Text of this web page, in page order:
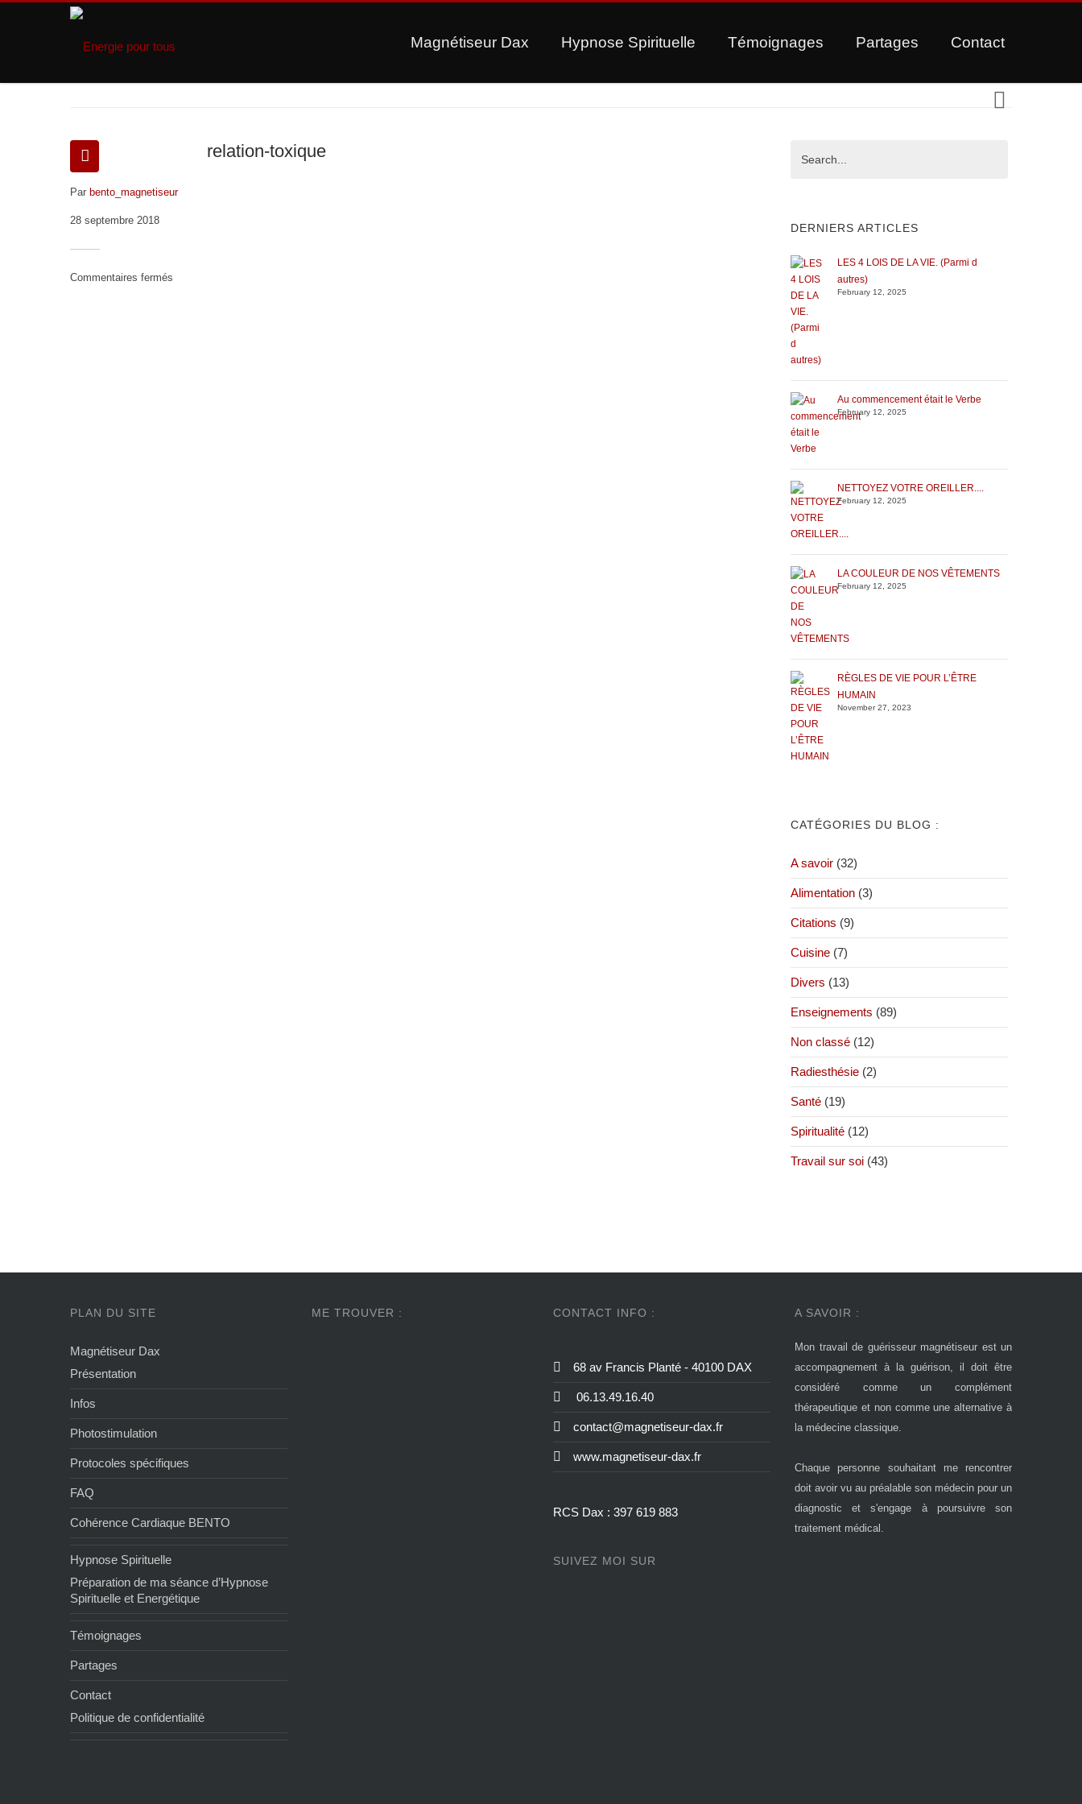
Magnétiseur Dax Hypnose Spirituelle Témoignages Partages Contact
relation-toxique
Par bento_magnetiseur
28 septembre 2018
Commentaires fermés
DERNIERS ARTICLES
LES 4 LOIS DE LA VIE. (Parmi d
autres)
February 12, 2025
Au commencement était le Verbe
February 12, 2025
NETTOYEZ VOTRE OREILLER....
February 12, 2025
LA COULEUR DE NOS VÊTEMENTS
February 12, 2025
RÈGLES DE VIE POUR L’ÊTRE
HUMAIN
November 27, 2023
CATÉGORIES DU BLOG :
A savoir(32)
Alimentation(3)
Citations (9)
Cuisine(7)
Divers (13)
Enseignements (89)
Non classé(12)
Radiesthésie(2)
Santé(19)
Spiritualité(12)
Travail sur soi(43)
PLAN DU SITE
Magnétiseur Dax
Présentation
Infos
Photostimulation
Protocoles spécifiques
FAQ
Cohérence Cardiaque BENTO
Hypnose Spirituelle
Préparation de ma séance d’Hypnose
Spirituelle et Energétique
Témoignages
Partages
Contact
Politique de confidentialité
ME TROUVER : CONTACT INFO :
68 av Francis Planté - 40100 DAX
06.13.49.16.40
contact@magnetiseur-dax.fr
www.magnetiseur-dax.fr
RCS Dax : 397 619 883
SUIVEZ MOI SUR
A SAVOIR :
Mon travail de guérisseur magnétiseur est un
accompagnement à la guérison, il doit être
considéré comme un complément
thérapeutique et non comme une alternative à
la médecine classique.
Chaque personne souhaitant me rencontrer
doit avoir vu au préalable son médecin pour un
diagnostic et s'engage à poursuivre son
traitement médical.